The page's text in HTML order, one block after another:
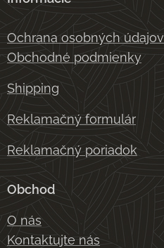
Ochrana osobných údajov
Obchodné podmienky
Shipping
Reklamačný formulár
Reklamačný poriadok
Obchod
O nás
Kontaktujte nás